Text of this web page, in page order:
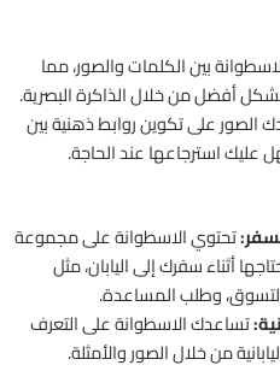
بين الكلمات والصور، مما
أفضل من خلال الذاكرة البصرية.
الصور على تكوين روابط ذهنية بين
عليك استرجاعها عند الحاجة.
تحتوي الاسطوانة على مجموعة
أثناء سفرك إلى اليابان، مثل
وطلب المساعدة.
تساعدك الاسطوانة على التعرف
من خلال الصور والأمثلة.